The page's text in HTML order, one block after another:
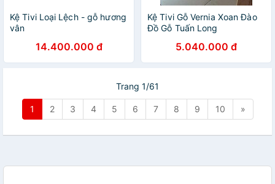
Kệ Tivi Loại Lệch - gỗ hương
vân
14.400.000 đ
Kệ Tivi Gỗ Vernia Xoan Đào
Đồ Gỗ Tuấn Long
5.040.000 đ
Trang 1/61
1 2 3 4 5 6 7 8 9 10 »